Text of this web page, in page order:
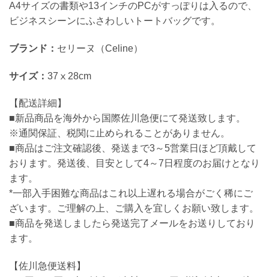
A4サイズの書類や13インチのPCがすっぽりは入るので、
ビジネスシーンにふさわしいトートバッグです。
ブランド： セリーヌ（Celine）
サイズ： 37ⅹ28cm
【配送詳細】
■新品商品を海外から国際佐川急便にて発送致します。
※通関保証、税関に止められることがありません。
■商品はご注文確認後、発送まで3～5営業日ほど頂戴して
おります。発送後、目安として4～7日程度のお届けとなり
ます。
*一部入手困難な商品はこれ以上遅れる場合がごく稀にご
ざいます。ご理解の上、ご購入を宜しくお願い致します。
■商品を発送しましたら発送完了メールをお送りしており
ます。
【佐川急便送料】